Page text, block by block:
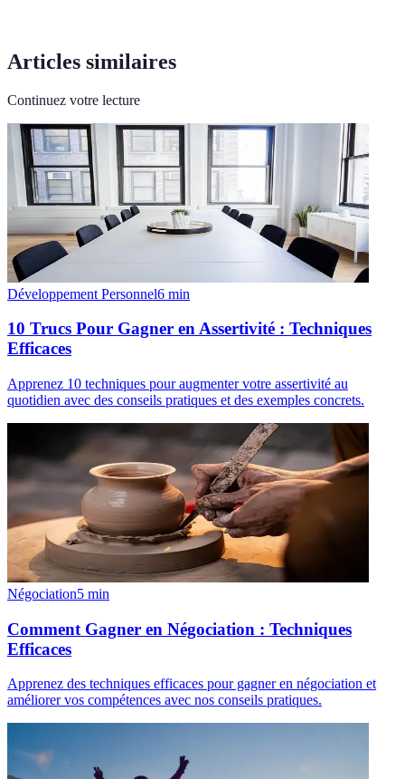
Articles similaires
Continuez votre lecture
Développement Personnel6 min
10 Trucs Pour Gagner en Assertivité : Techniques
Efficaces
Apprenez 10 techniques pour augmenter votre assertivité au
quotidien avec des conseils pratiques et des exemples concrets.
Négociation5 min
Comment Gagner en Négociation : Techniques
Efficaces
Apprenez des techniques efficaces pour gagner en négociation et
améliorer vos compétences avec nos conseils pratiques.